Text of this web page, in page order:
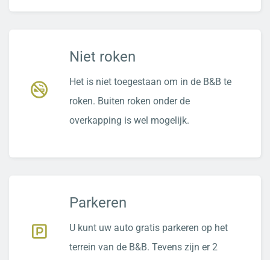
Niet roken
Het is niet toegestaan om in de B&B te
roken. Buiten roken onder de
overkapping is wel mogelijk.
Parkeren
U kunt uw auto gratis parkeren op het
terrein van de B&B. Tevens zijn er 2